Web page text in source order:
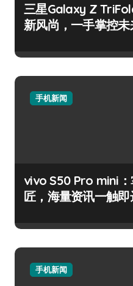
三星Galaxy Z
新风尚，一手掌控未
手机新闻
vivo S50 Pro mini
匠，海量资讯一触即
手机新闻